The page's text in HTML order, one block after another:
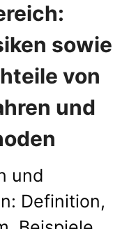
sowie
von
und
und
Definition,